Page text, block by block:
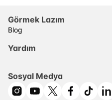
Görmek Lazım
Blog
Yardım
Sosyal Medya